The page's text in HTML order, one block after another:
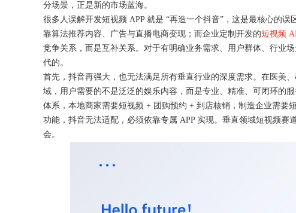
分场景，正是新的市场蓝海。
很多人误解开发短视频 APP 就是 “再造一个抖音”，这是最核心的
靠算法推荐内容、广告与直播电商变现；而企业定制开发的短视频
竞争关系，而是互补关系。对于有明确业务需求、用户群体、行业
代的。
首先，抖音再强大，也无法满足所有垂直行业的深度需求。在医美
域，用户需要的不是泛泛的娱乐内容，而是专业、精准、可闭环的
体系，本地商家需要短视频 + 团购预约 + 到店核销，制造企业需要
功能，抖音无法适配，必须依靠专属 APP 实现。垂直领域短视频
会。
获得产品报价方案
1万个想法不如1次的方案落地
扫码添加[商务总监]沟通方案
扫码沟通